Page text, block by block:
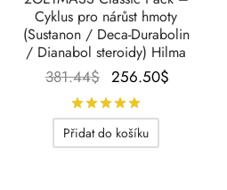
Cyklus pro nárůst hmoty
(Sustanon / Deca-Durabolin
/ Dianabol steroidy) Hilma
381.44$ Původní
cena
byla:
381.44$.
256.50$
Přidat do košíku